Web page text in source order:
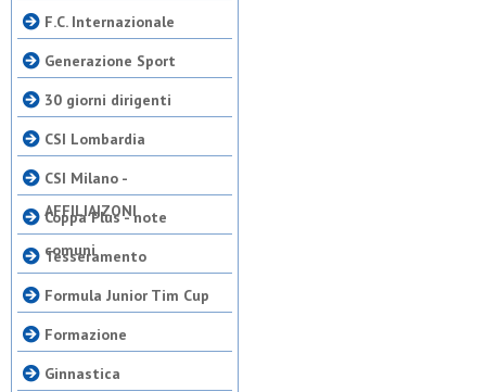
F.C. Internazionale
Generazione Sport
30 giorni dirigenti
CSI Lombardia
CSI Milano -
AFFILIAIZONI
Coppa Plus - note
comuni
Tesseramento
Formula Junior Tim Cup
Formazione
Ginnastica